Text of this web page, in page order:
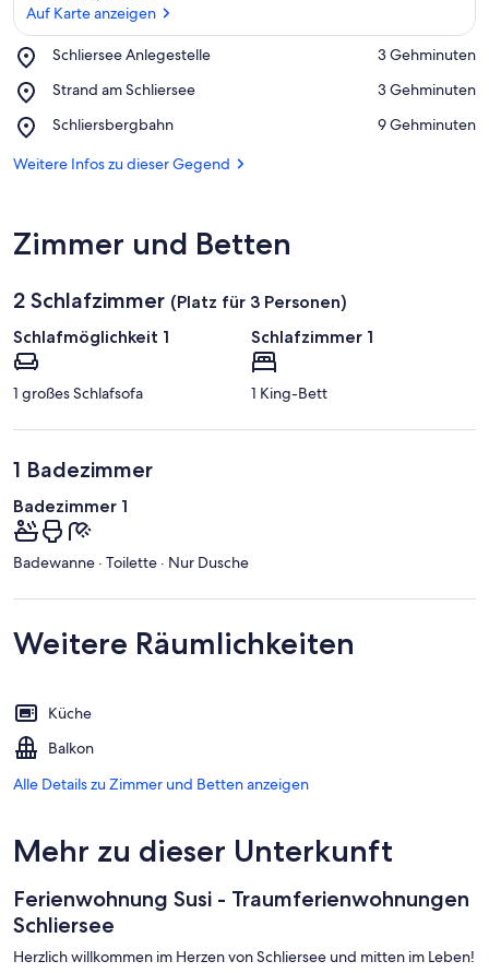
Auf Karte anzeigen
Schliersee Anlegestelle
Place,
Anlegestelle
‪3 Gehminuten‬
Strand am Schliersee
Place,
am
‪3 Gehminuten‬
Schliersbergbahn
Place,
‪9 Gehminuten‬
Weitere Infos zu dieser Gegend
Zimmer und Betten
2 Schlafzimmer (Platz für 3 Personen)
Schlafmöglichkeit 1
1 großes Schlafsofa
Schlafzimmer 1
1 King-Bett
1 Badezimmer
Badezimmer 1
Badewanne · Toilette · Nur Dusche
Weitere Räumlichkeiten
Küche
Balkon
Alle Details zu Zimmer und Betten anzeigen
Mehr zu dieser Unterkunft
Ferienwohnung Susi - Traumferienwohnungen
Schliersee
Herzlich willkommen im Herzen von Schliersee und mitten im Leben!